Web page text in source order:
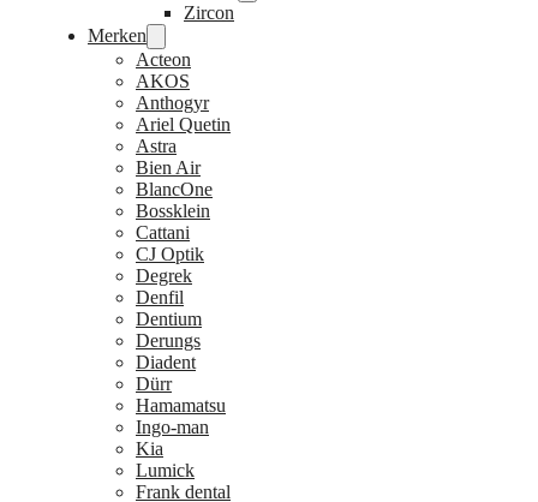
Zircon
Merken
Acteon
AKOS
Anthogyr
Ariel Quetin
Astra
Bien Air
BlancOne
Bossklein
Cattani
CJ Optik
Degrek
Denfil
Dentium
Derungs
Diadent
Dürr
Hamamatsu
Ingo-man
Kia
Lumick
Frank dental